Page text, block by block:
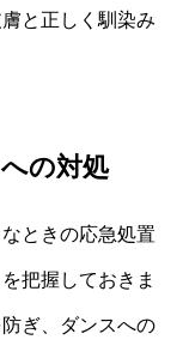
と正しく馴染み
の対処
ときの応急処置
把握しておきま
ぎ、ダンスへの